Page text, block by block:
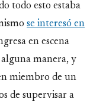
todo esto estaba
se interesó en
en escena
manera, y
miembro de un
de supervisar a